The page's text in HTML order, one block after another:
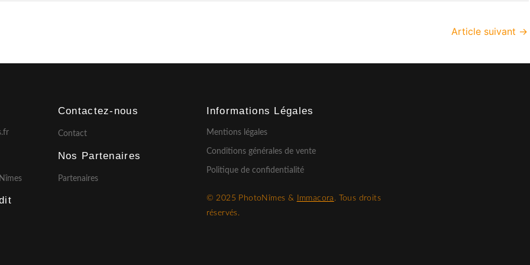
Article suivant →
Contactez-nous
Contact
Nos Partenaires
Partenaires
Informations Légales
Mentions légales
Conditions générales de vente
Politique de confidentialité
© 2025 PhotoNîmes & Immacora . Tous droits
réservés.